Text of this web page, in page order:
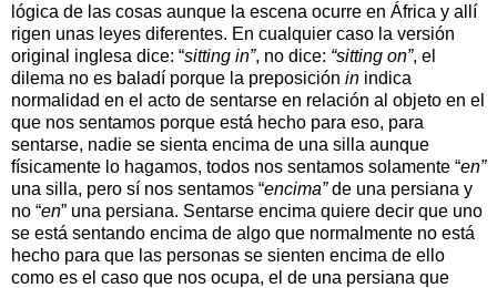
lógica de las cosas aunque la escena ocurre en África y allí
rigen unas leyes diferentes. En cualquier caso la versión
original inglesa dice: “sitting in”, no dice: “sitting on”, el
dilema no es baladí porque la preposición in indica
normalidad en el acto de sentarse en relación al objeto en el
que nos sentamos porque está hecho para eso, para
sentarse, nadie se sienta encima de una silla aunque
físicamente lo hagamos, todos nos sentamos solamente “en”
una silla, pero sí nos sentamos “encima”de una persiana y
no “en” una persiana. Sentarse encima quiere decir que uno
se está sentando encima de algo que normalmente no está
hecho para que las personas se sienten encima de ello
como es el caso que nos ocupa, el de una persiana que